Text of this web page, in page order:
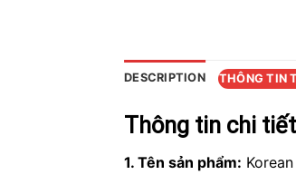
DESCRIPTION THÔNG TIN
Thông tin chi
1. Tên sản phẩm: